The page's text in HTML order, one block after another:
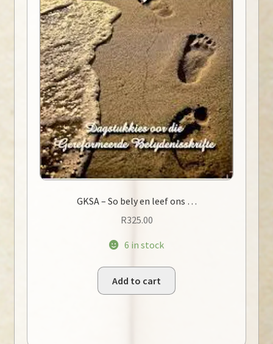
GKSA – So bely en leef ons …
R325.00
6 in stock
Add to cart